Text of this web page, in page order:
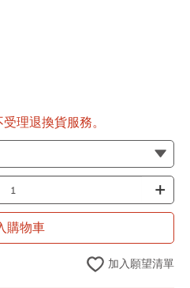
理退換貨服務。
+
購物車
加入願望清單